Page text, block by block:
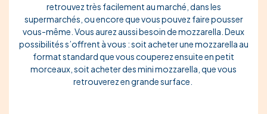
retrouvez très facilement au marché, dans les
supermarchés, ou encore que vous pouvez faire pousser
vous-même. Vous aurez aussi besoin demozzarella . Deux
possibilités s’offrent à vous : soit acheter une mozzarella au
format standard que vous couperez ensuite en petit
morceaux, soit acheter des mini mozzarella, que vous
retrouverez en grande surface.